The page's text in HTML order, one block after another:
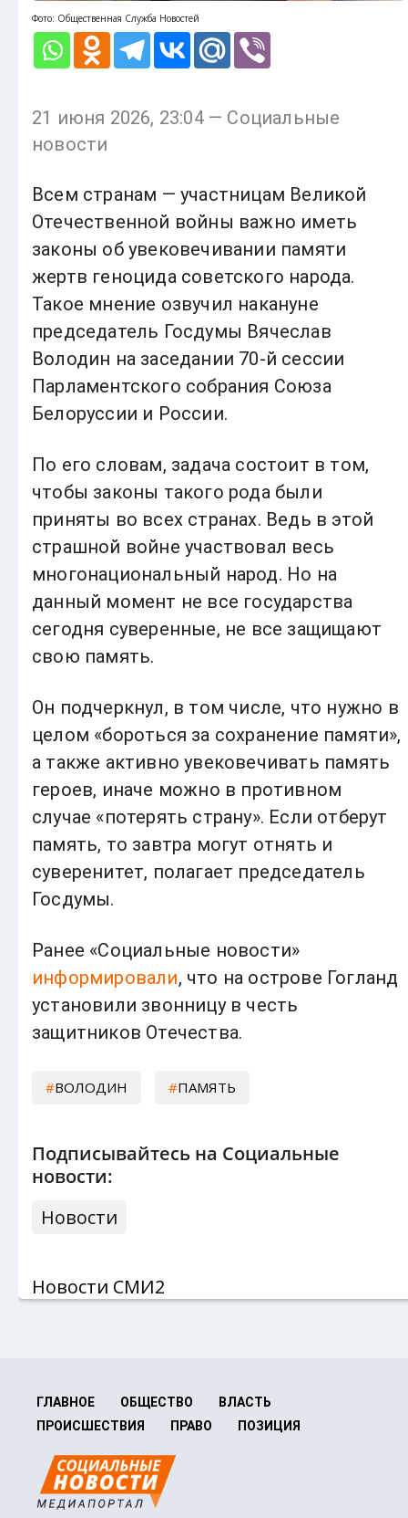
Фото: Общественная Служба Новостей
21 июня 2026, 23:04 — Социальные
новости
Всем странам — участницам Великой
Отечественной войны важно иметь
законы об увековечивании памяти
жертв геноцида советского народа.
Такое мнение озвучил накануне
председатель Госдумы Вячеслав
Володин на заседании 70-й сессии
Парламентского собрания Союза
Белоруссии и России.
По его словам, задача состоит в том,
чтобы законы такого рода были
приняты во всех странах. Ведь в этой
страшной войне участвовал весь
многонациональный народ. Но на
данный момент не все государства
сегодня суверенные, не все защищают
свою память.
Он подчеркнул, в том числе, что нужно в
целом «бороться за сохранение памяти»,
а также активно увековечивать память
героев, иначе можно в противном
случае «потерять страну». Если отберут
память, то завтра могут отнять и
суверенитет, полагает председатель
Госдумы.
Ранее «Социальные новости»
информировали, что на острове Гогланд
установили звонницу в честь
защитников Отечества.
ВОЛОДИН ПАМЯТЬ
Подписывайтесь на Социальные
новости:
Новости
Новости СМИ2
ГЛАВНОЕ ОБЩЕСТВО
ВЛАСТЬ
ПРОИСШЕСТВИЯ
ПРАВО ПОЗИЦИЯ